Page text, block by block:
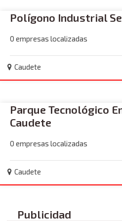
Polígono Industrial
0 empresas localizadas
Caudete
Parque Tecnológico
Caudete
0 empresas localizadas
Caudete
Publicidad